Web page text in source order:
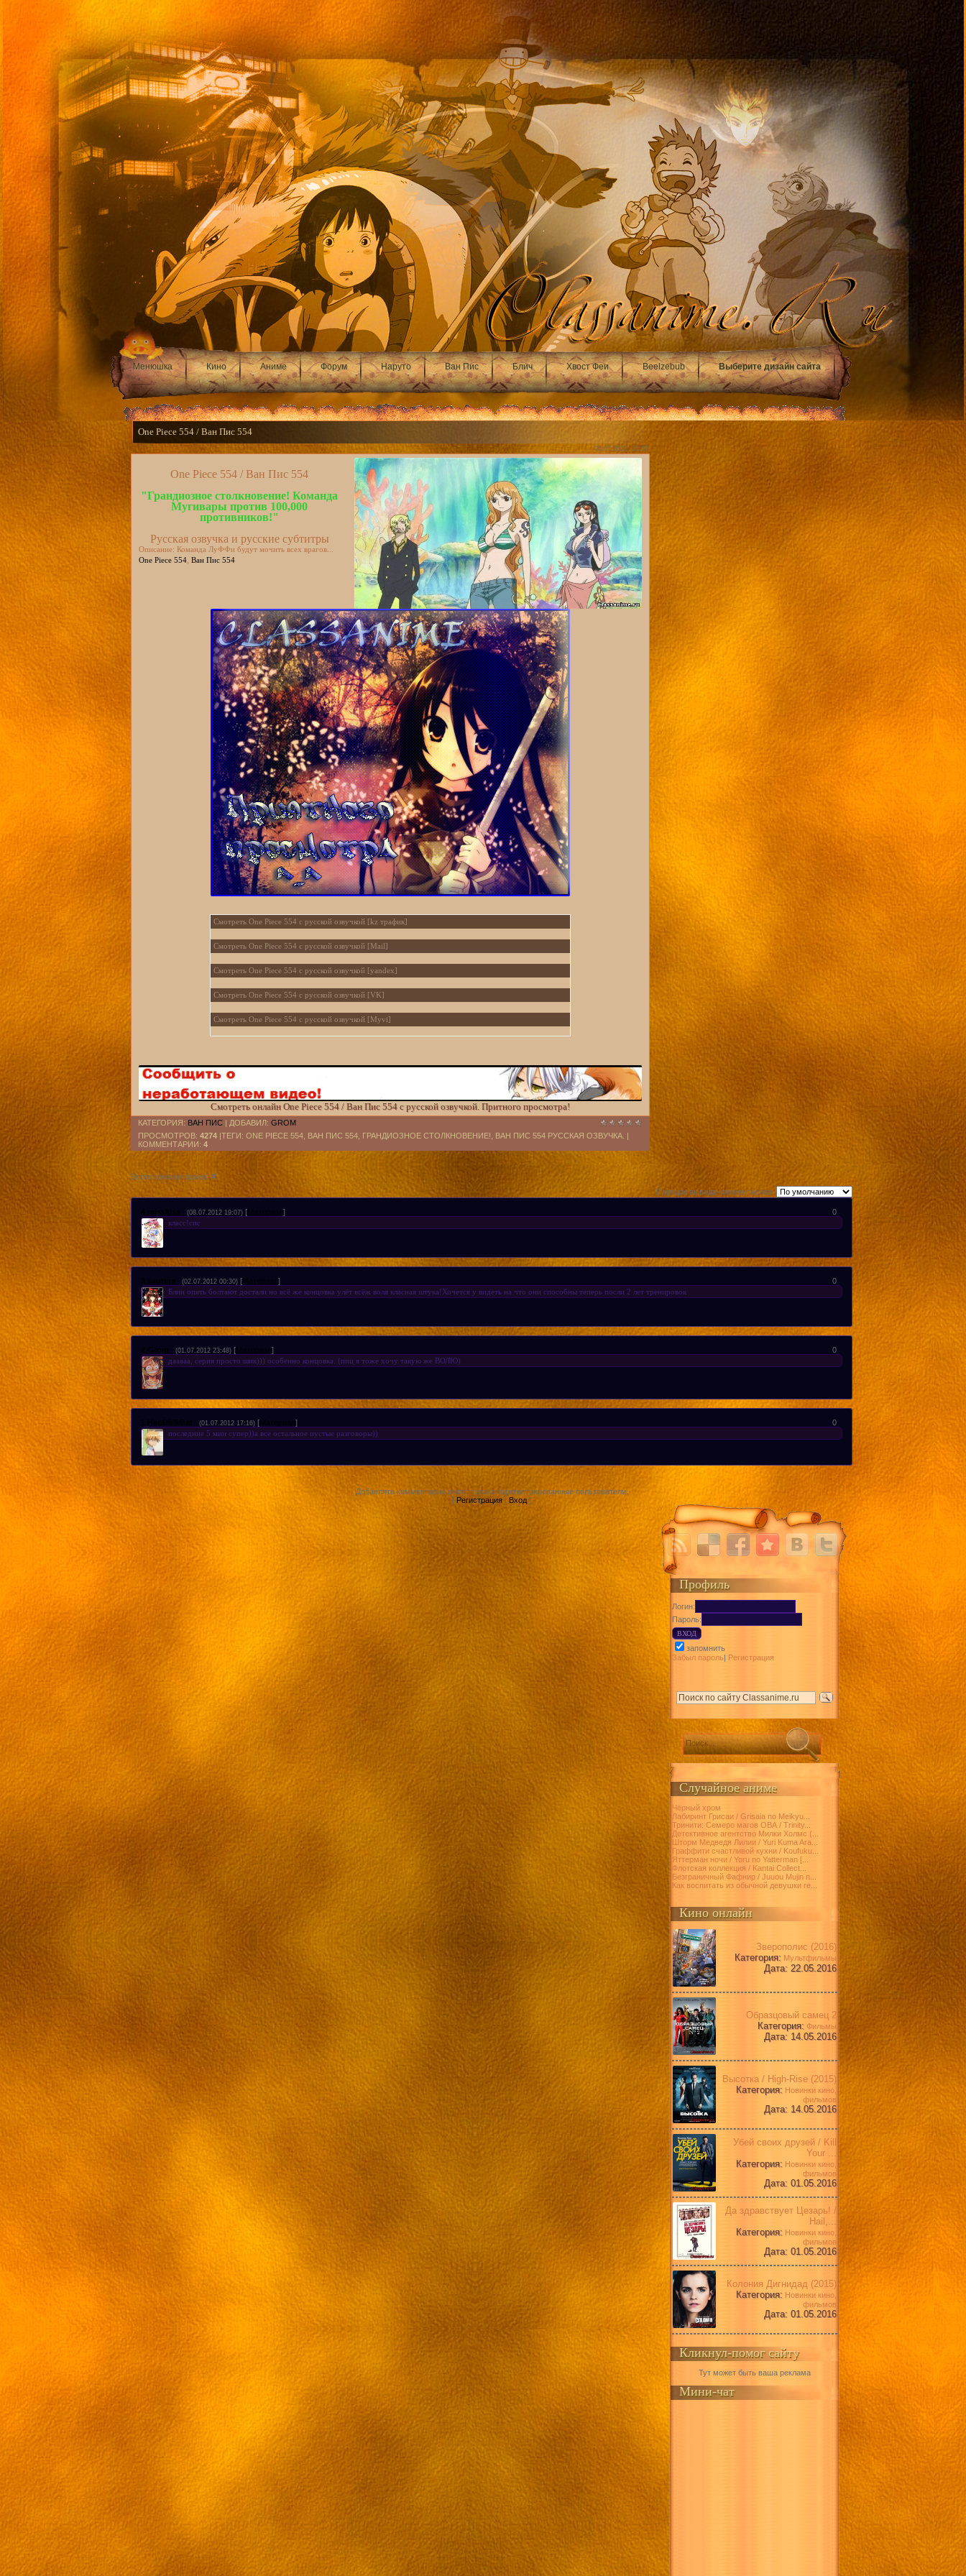
Менюшка Кино Аниме Форум Наруто Ван Пис Блич Хвост Феи Beelzebub Выберите дизайн сайта
One Piece 554 / Ван Пис 554
01.07.2012, 13:35
One Piece 554 / Ван Пис 554
"Грандиозное столкновение! Команда
Мугивары против 100,000
противников!"
Русская озвучка и русские субтитры
Описание: Команда ЛуФФи будут мочить всех врагов...
One Piece 554 Ван Пис 554
Смотреть One Piece 554 с русской озвучкой [kz трафик]
Смотреть One Piece 554 с русской озвучкой [Mail]
Смотреть One Piece 554 с русской озвучкой [yandex]
Смотреть One Piece 554 с русской озвучкой [VK]
Смотреть One Piece 554 с русской озвучкой [Myvi]
Смотреть One Piece 554 с русскими субтитрами [Mail]
Смотреть One Piece 554 с русскими субтитрами [VK]
Смотреть One Piece 554 с русскими субтитрами [yandex]
Смотреть онлайн One Piece 554 / Ван Пис 554 с русской озвучкой. Притного просмотра!
КАТЕГОРИЯ: ВАН ПИС | ДОБАВИЛ: GROM
ПРОСМОТРОВ: 4274 |ТЕГИ: ONE PIECE 554, ВАН ПИС 554, ГРАНДИОЗНОЕ СТОЛКНОВЕНИЕ!, ВАН ПИС 554 РУССКАЯ ОЗВУЧКА. |
КОММЕНТАРИИ: 4
Всего комментариев:4
Порядок вывода комментариев:
0
4 misskiss (08.07.2012 19:07) [Материал ]
класс!спс
0
3 sautina (02.07.2012 00:30) [Материал ]
Блин опять болтают достали но всё же концовка улёт всёж воля класная штука!Хочется у видеть на что они способны теперь посли 2 лет тренировок
0
2 Grom (01.07.2012 23:48) [Материал ]
дааааа, серия просто шик))) особенно концовка. (ппц я тоже хочу такую же ВОЛЮ)
0
1 HeoDbIkBat (01.07.2012 17:16) [Материал ]
последние 5 мин супер))а все остальное пустые разговоры))
Добавлять комментарии могут только зарегистрированные пользователи.
[ Регистрация | Вход ]
Профиль
Логин:
Пароль:
запомнить
Забыл пароль| Регистрация
Случайное аниме
Чёрный хром
Лабиринт Грисаи / Grisaia no Meikyu...
Тринити: Семеро магов ОВА / Trinity...
Детективное агентство Милки Холмс (...
Шторм Медведя Лилии / Yuri Kuma Ara...
Граффити счастливой кухни / Koufuku...
Яттерман ночи / Yoru no Yatterman [...
Флотская коллекция / Kantai Collect...
Безграничный Фафнир / Juuou Mujin n...
Как воспитать из обычной девушки ге...
Кино онлайн
Зверополис (2016)
Категория: Мультфильмы
Дата: 22.05.2016
Образцовый самец 2
Категория: Фильмы
Дата: 14.05.2016
Высотка / High-Rise (2015)
Категория: Новинки кино,
фильмов
Дата: 14.05.2016
Убей своих друзей / Kill
Your ...
Категория: Новинки кино,
фильмов
Дата: 01.05.2016
Да здравствует Цезарь! /
Hail,...
Категория: Новинки кино,
фильмов
Дата: 01.05.2016
Колония Дигнидад (2015)
Категория: Новинки кино,
фильмов
Дата: 01.05.2016
Кликнул-помог сайту
Тут может быть ваша реклама
Мини-чат